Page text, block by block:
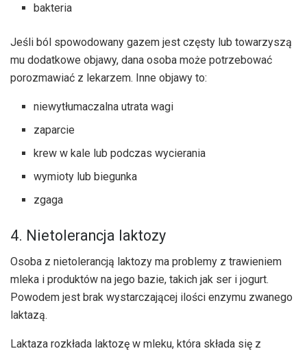
bakteria
Jeśli ból spowodowany gazem jest częsty lub towarzyszą
mu dodatkowe objawy, dana osoba może potrzebować
porozmawiać z lekarzem. Inne objawy to:
niewytłumaczalna utrata wagi
zaparcie
krew w kale lub podczas wycierania
wymioty lub biegunka
zgaga
4. Nietolerancja laktozy
Osoba z nietolerancją laktozy ma problemy z trawieniem
mleka i produktów na jego bazie, takich jak ser i jogurt.
Powodem jest brak wystarczającej ilości enzymu zwanego
laktazą.
Laktaza rozkłada laktozę w mleku, która składa się z